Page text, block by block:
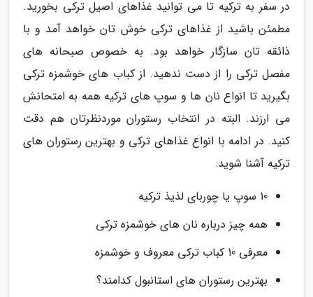
در سفر به ترکیه تا می توانید غذاهای اصیل ترکی بخورید.
مطمئن باشید از غذاهای ترکی خوش تان خواهد آمد و با
ذائقه تان سازگار خواهد بود. به خصوص صبحانه های
مفصل ترکی را از دست ندهید. از کباب های خوشمزه ترکی
بگیرید تا انواع نان ها و سوپ های ترکیه همه به امتحانش
می ارزند. البته در انتخاب رستوران موردنظرتان هم دقت
کنید. در ادامه با انواع غذاهای ترکی و بهترین رستوران های
ترکیه آشنا شوید:
10 سوپ یا چوربای لذیذ ترکیه
همه چیز درباره نان های خوشمزه ترکی
معرفی 10 کباب ترکی معروف و خوشمزه
بهترین رستوران های استانبول کدامند؟